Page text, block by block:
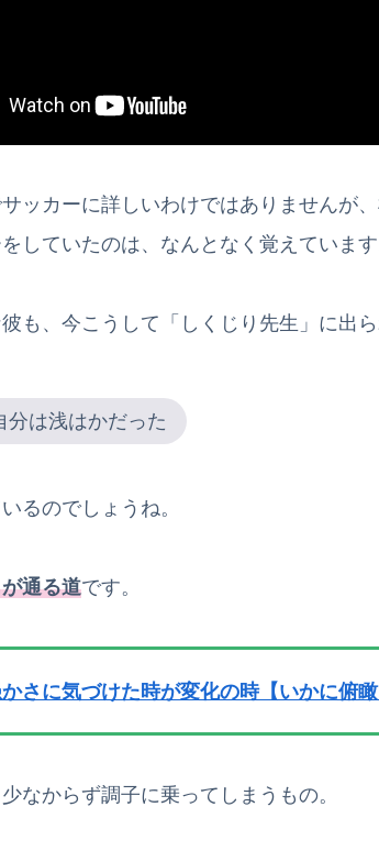
ッカーに詳しいわけではありませんが、
していたのは、なんとなく覚えています
も、今こうして「しくじり先生」に出ら
分は浅はかだった
るのでしょうね。
通る道です。
さに気づけた時が変化の時【いかに俯瞰
なからず調子に乗ってしまうもの。